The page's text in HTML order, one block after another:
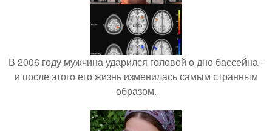
В 2006 году мужчина ударился головой о дно бассейна -
и после этого его жизнь изменилась самым странным
образом.